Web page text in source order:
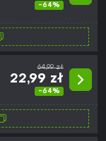
-64%
64,99 zł
22,99 zł
-64%